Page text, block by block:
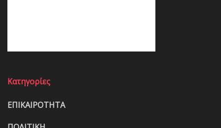
Κατηγορίες
ΕΠΙΚΑΙΡΟΤΗΤΑ